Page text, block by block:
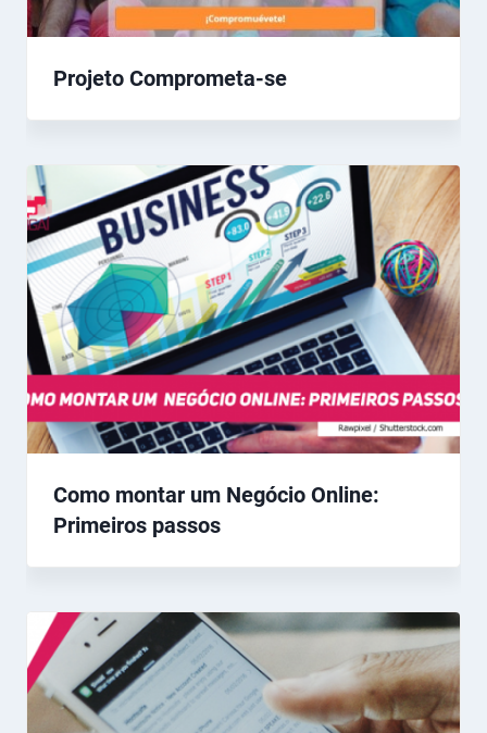
Projeto Comprometa-se
Como montar um Negócio Online:
Primeiros passos